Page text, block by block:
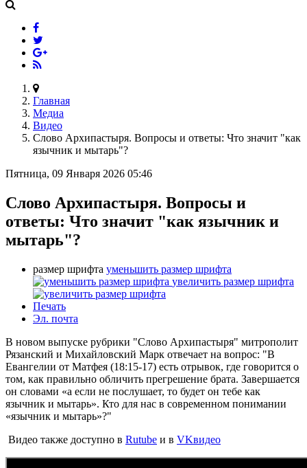
Главная
Медиа
Видео
Слово Архипастыря. Вопросы и ответы: Что значит "как
язычник и мытарь"?
Пятница, 09 Января 2026 05:46
Слово Архипастыря. Вопросы и
ответы: Что значит "как язычник и
мытарь"?
размер шрифта уменьшить размер шрифта
увеличить размер шрифта
Печать
Эл. почта
В новом выпуске рубрики "Слово Архипастыря" митрополит
Рязанский и Михайловский Марк отвечает на вопрос: "В
Евангелии от Матфея (18:15-17) есть отрывок, где говорится о
том, как правильно обличить прегрешение брата. Завершается
он словами «а если не послушает, то будет он тебе как
язычник и мытарь». Кто для нас в современном понимании
«язычник и мытарь»?"
Видео также доступно в Rutube и в VKвидео